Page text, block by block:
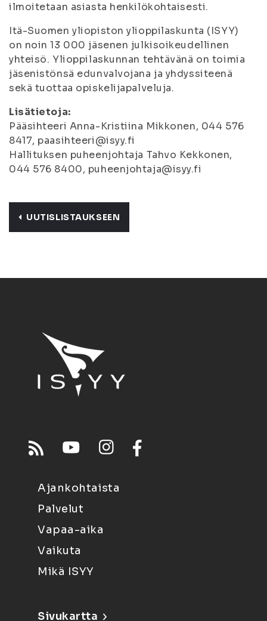
ilmoitetaan asiasta henkilökohtaisesti.
Itä-Suomen yliopiston ylioppilaskunta (ISYY)
on noin 13 000 jäsenen julkisoikeudellinen
yhteisö. Ylioppilaskunnan tehtävänä on toimia
jäsenistönsä edunvalvojana ja yhdyssiteenä
sekä tuottaa opiskelijapalveluja.
Lisätietoja:
Pääsihteeri Anna-Kristiina Mikkonen, 044 576
8417, paasihteeri@isyy.fi
Hallituksen puheenjohtaja Tahvo Kekkonen,
044 576 8400, puheenjohtaja@isyy.fi
UUTISLISTAUKSEEN
Ajankohtaista
Palvelut
Vapaa-aika
Vaikuta
Mikä ISYY
Sivukartta